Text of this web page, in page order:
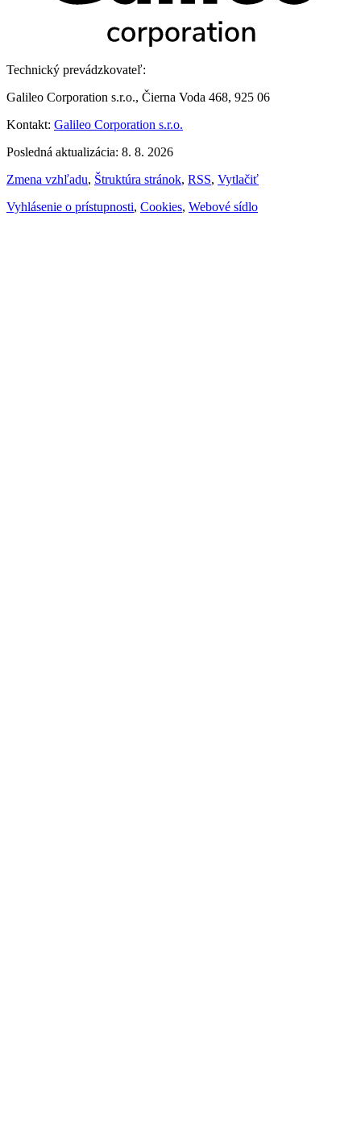
Technický prevádzkovateľ:
Galileo Corporation s.r.o., Čierna Voda 468, 925 06
Kontakt: Galileo Corporation s.r.o.
Posledná aktualizácia: 8. 8. 2026
Zmena vzhľadu, Štruktúra stránok, RSS, Vytlačiť
Vyhlásenie o prístupnosti, Cookies, Webové sídlo